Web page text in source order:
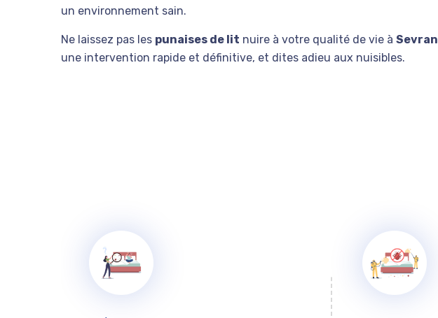
un environnement sain.
Ne laissez pas les punaises de lit nuire à votre qualité de vie à Sevran
une intervention rapide et définitive, et dites adieu aux nuisibles.